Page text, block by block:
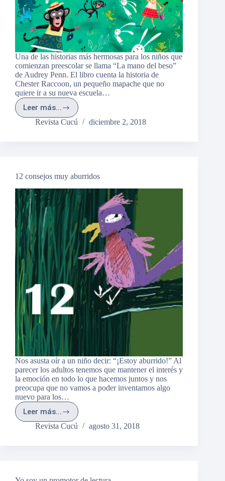
Una de las historias más hermosas para los niños que
comienzan preescolar se llama “La mano del beso”
de Audrey Penn. El libro cuenta la historia de
Chester Raccoon, un pequeño mapache que no
quiere ir a su nueva escuela…
Leer más...
El
primer
Revista Cucú diciembre 2, 2018
12 consejos muy aburridos
Nos asusta oír a un niño decir: “¡Estoy aburrido!” Al
parecer los adultos tenemos que mantener el interés y
la emoción en todo lo que hacemos juntos y nos
preocupa que no vamos a poder inventarnos algo
nuevo para los…
Leer más...
12
consejos
Revista Cucú agosto 31, 2018